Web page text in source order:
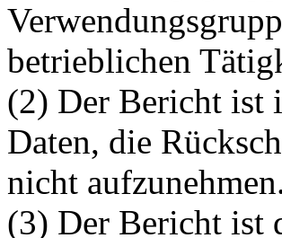
betrieblichen
(2) Der Bericht ist
Daten, die
nicht
(3) Der Bericht ist